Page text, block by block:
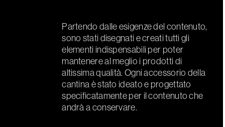
Partendo dalle esigenze del contenuto,
sono stati disegnati e creati tutti gli
elementi indispensabili per poter
mantenere al meglio i prodotti di
altissima qualità. Ogni accessorio della
cantina è stato ideato e progettato
specificatamente per il contenuto che
andrà a conservare.